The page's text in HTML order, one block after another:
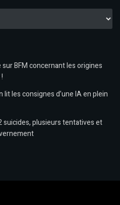
BFM concernant les origines
les consignes d’une IA en plein
suicides, plusieurs tentatives et